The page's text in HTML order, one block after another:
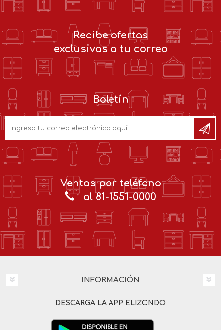
Recibe ofertas
exclusivas a tu correo
Boletín
Ventas por teléfono
al 81-1551-0000
INFORMACIÓN
DESCARGA LA APP ELIZONDO